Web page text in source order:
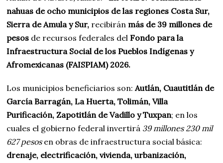
nahuas de ocho municipios de las regiones Costa Sur,
Sierra de Amula y Sur, recibirán más de 39 millones de
pesos de recursos federales delFondo para la
Infraestructura Social de los Pueblos Indígenas y
Afromexicanas (FAISPIAM) 2026.
Los municipios beneficiarios son:Autlán, Cuautitlán de
García Barragán, La Huerta, Tolimán, Villa
Purificación, Zapotitlán de Vadillo y Tuxpan; en los
cuales el gobierno federal invertirá 39 millones 230 mil
627 pesosen obras de infraestructura social básica:
drenaje, electrificación, vivienda, urbanización,